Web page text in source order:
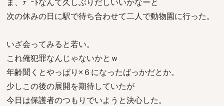
次の休みの日に駅で待ち合わせて二人で動物園に行った。
いざ会ってみると若い。
これ俺犯罪なんじゃないかとｗ
年齢聞くとやっぱり×６になったばっかだとか。
少しこの後の展開を期待していたが
今日は保護者のつもりでいようと決心した。